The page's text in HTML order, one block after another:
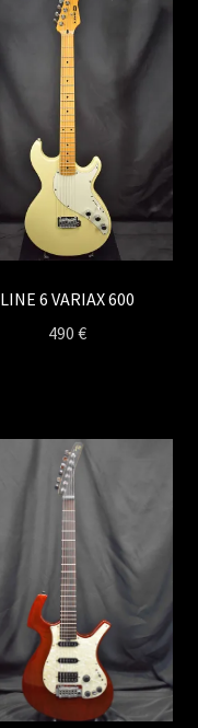
LINE 6 VARIAX 600
490€